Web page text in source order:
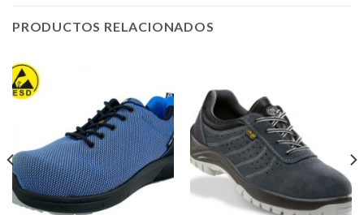
PRODUCTOS RELACIONADOS